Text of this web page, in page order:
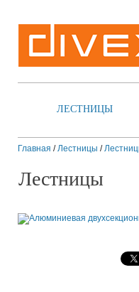
ЛЕСТНИЦЫ
Главная /Лестницы /
Лестницы